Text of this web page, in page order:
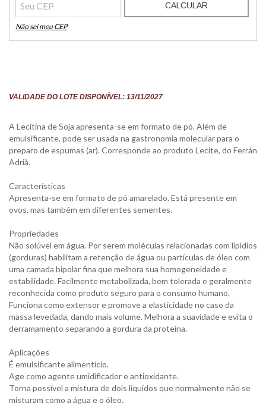
CALCULAR
Não sei meu CEP
VALIDADE DO LOTE DISPONÍVEL: 13/11/2027
A Lecitina de Soja apresenta-se em formato de pó. Além de
emulsificante, pode ser usada na gastronomia molecular para o
preparo de espumas (ar). Corresponde ao produto Lecite, do Ferrán
Adrià.
Características
Apresenta-se em formato de pó amarelado. Está presente em
ovos, mas também em diferentes sementes.
Propriedades
Não solúvel em água. Por serem moléculas relacionadas com lipídios
(gorduras) habilitam a retenção de água ou partículas de óleo com
uma camada bipolar fina que melhora sua homogeneidade e
estabilidade. Facilmente metabolizada, bem tolerada e geralmente
reconhecida como produto seguro para o consumo humano.
Funciona como extensor e promove a elasticidade no caso da
massa levedada, dando mais volume. Melhora a suavidade e evita o
derramamento separando a gordura da proteína.
Aplicações
É emulsificante alimentício.
Age como agente umidificador e antioxidante.
Torna possível a mistura de dois líquidos que normalmente não se
misturam como a água e o óleo.